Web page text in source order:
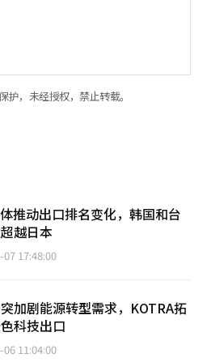
护，未经授权，禁止转载。
推动出口排名变化，韩国和台
越日本
17:48:00
加剧能源转型需求，KOTRA拓
科技出口
11:04:00